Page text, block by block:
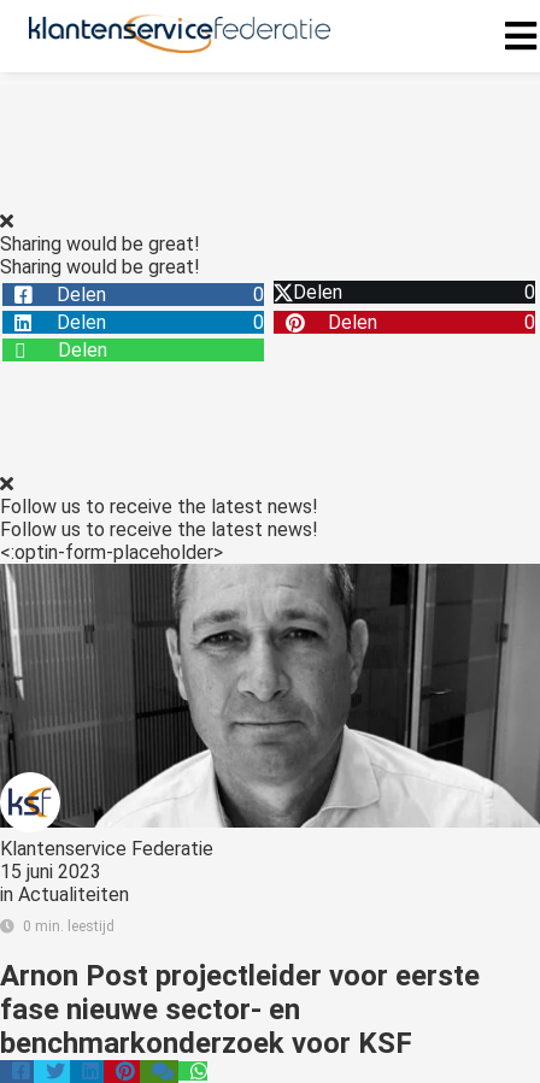
Sharing would be great!
Sharing would be great!
Delen
0 Delen
0
Delen
0 Delen
0
Delen
Follow us to receive the latest news!
Follow us to receive the latest news!
<:optin-form-placeholder>
Klantenservice Federatie
15 juni 2023
in Actualiteiten
0 min. leestijd
Arnon Post projectleider voor eerste
fase nieuwe sector- en
benchmarkonderzoek voor KSF
zijn
deze
kan de
worden
te
over
van
op
gebruikt
te